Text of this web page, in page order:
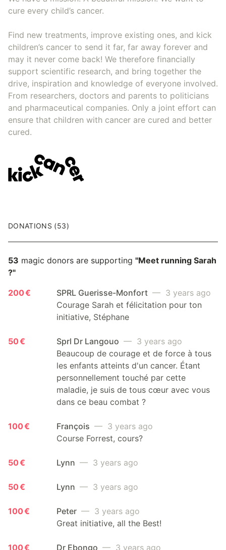
cure every child’s cancer.
Find new treatments, improve existing ones, and kick
children’s cancer to send it far, far away forever and
may it never come back! We therefore financially
support scientific research, and bring together the
drive, inspiration and knowledge of everyone involved.
From researchers, doctors and parents to politicians
and pharmaceutical companies. Only a joint effort can
ensure that children with cancer are cured and better
cured.
DONATIONS (53)
53 magic donors are supporting "Meet running Sarah
?"
200 €
SPRL Guerisse-Monfort — 3 years ago
Courage Sarah et félicitation pour ton
initiative, Stéphane
50 € Sprl Dr Langouo — 3 years ago
Beaucoup de courage et de force à tous
les enfants atteints d'un cancer. Étant
personnellement touché par cette
maladie, je suis de tous cœur avec vous
dans ce beau combat ?
100 € François — 3 years ago
Course Forrest, cours?
50 € Lynn — 3 years ago
50 € Lynn — 3 years ago
100 € Peter — 3 years ago
Great initiative, all the Best!
100 € Dr Ebongo — 3 years ago